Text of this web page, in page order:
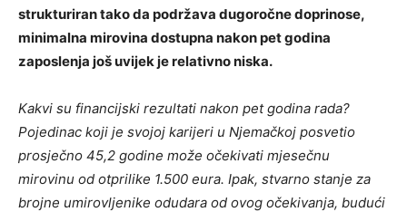
strukturiran tako da podržava dugoročne doprinose,
minimalna mirovina dostupna nakon pet godina
zaposlenja još uvijek je relativno niska.
Kakvi su financijski rezultati nakon pet godina rada?
Pojedinac koji je svojoj karijeri u Njemačkoj posvetio
prosječno 45,2 godine može očekivati ​​mjesečnu
mirovinu od otprilike 1.500 eura. Ipak, stvarno stanje za
brojne umirovljenike odudara od ovog očekivanja, budući